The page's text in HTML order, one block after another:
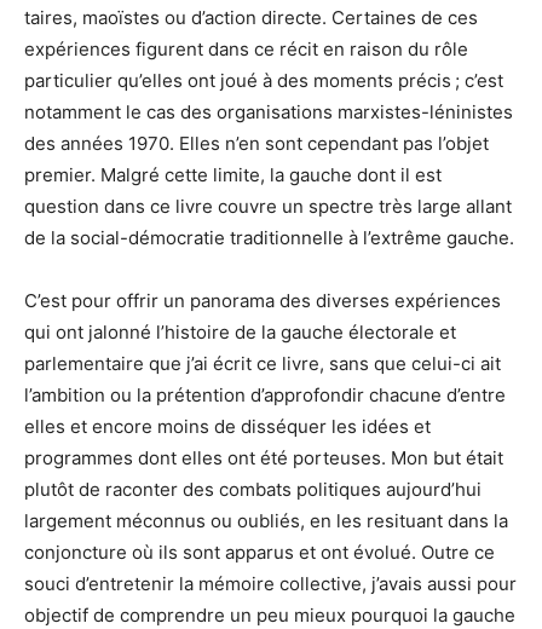
taires, maoïstes ou d’action directe. Certaines de ces
expériences figurent dans ce récit en raison du rôle
particulier qu’elles ont joué à des moments précis ; c’est
notamment le cas des organisations marxistes-léninistes
des années 1970. Elles n’en sont cependant pas l’objet
premier. Malgré cette limite, la gauche dont il est
question dans ce livre couvre un spectre très large allant
de la social-démocratie traditionnelle à l’extrême gauche.
C’est pour offrir un panorama des diverses expériences
qui ont jalonné l’histoire de la gauche électorale et
parlementaire que j’ai écrit ce livre, sans que celui-ci ait
l’ambition ou la prétention d’approfondir chacune d’entre
elles et encore moins de disséquer les idées et
programmes dont elles ont été porteuses. Mon but était
plutôt de raconter des combats politiques aujourd’hui
largement méconnus ou oubliés, en les resituant dans la
conjoncture où ils sont apparus et ont évolué. Outre ce
souci d’entretenir la mémoire collective, j’avais aussi pour
objectif de comprendre un peu mieux pourquoi la gauche